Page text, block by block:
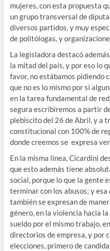
mujeres, con esta propuesta
un grupo transversal de
diversos partidos, y muy
de politólogas, y
La legisladora destacó
la mitad del país, y por eso lo
favor, no estábamos pidiendo
que no es lo mismo por si
en la tarea fundamental de
segura escribiremos a partir
plebiscito del 26 de Abril, y a
constitucional con 100% de
donde creemos se expresa
En la misma línea, Cicardini
que esto además tiene
social, porque lo que la gente
terminar con los abusos; y esa
también se expresan de
género, en la violencia hacia
sueldo por el mismo trabajo,
directorios de empresa, y por
elecciones, primero de